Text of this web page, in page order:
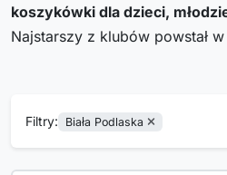
koszykówki dla dzieci,
Najstarszy z klubów powstał w
Filtry: Biała Podlaska